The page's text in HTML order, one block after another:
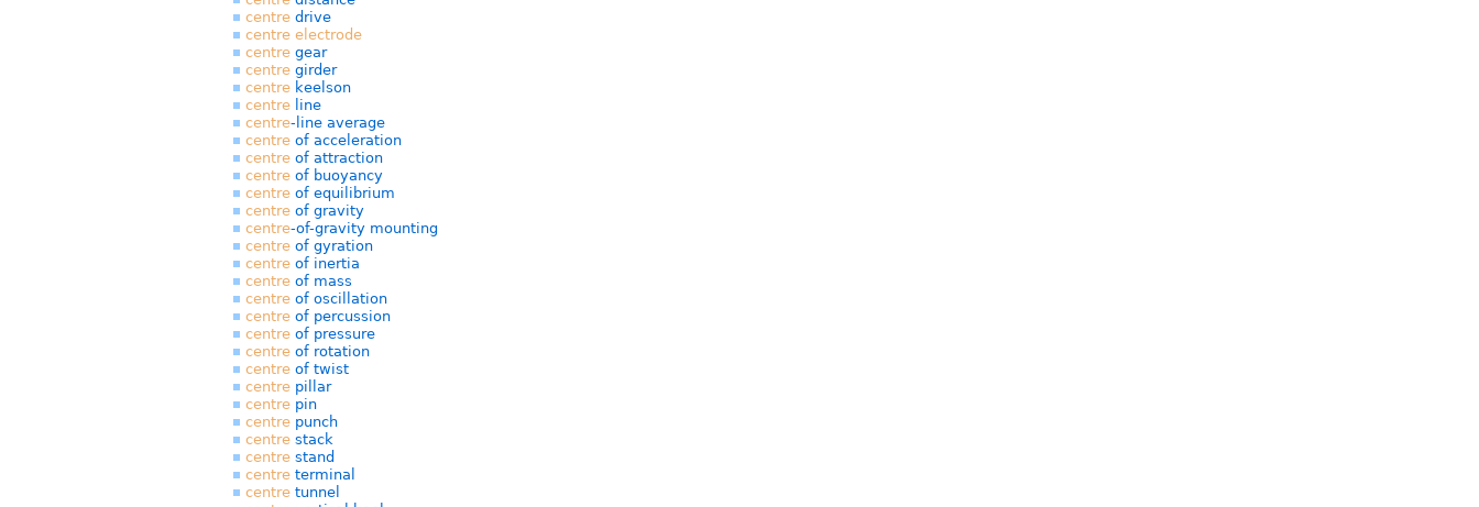
centre drive
centre electrode
centre gear
centre girder
centre keelson
centre line
centre-line average
centre of acceleration
centre of attraction
centre of buoyancy
centre of equilibrium
centre of gravity
centre-of-gravity mounting
centre of gyration
centre of inertia
centre of mass
centre of oscillation
centre of percussion
centre of pressure
centre of rotation
centre of twist
centre pillar
centre pin
centre punch
centre stack
centre stand
centre terminal
centre tunnel